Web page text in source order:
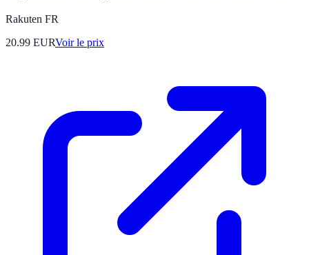
Rakuten FR
20.99 EURVoir le prix